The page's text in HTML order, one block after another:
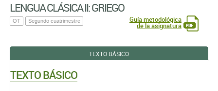
LENGUA CLÁSICA II: GRIEGO
OT Segundo cuatrimestre Guía metodológica
de la asignatura
TEXTO BÁSICO
TEXTO BÁSICO